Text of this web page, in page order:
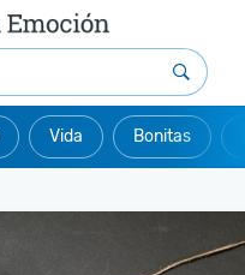
Vida Bonitas